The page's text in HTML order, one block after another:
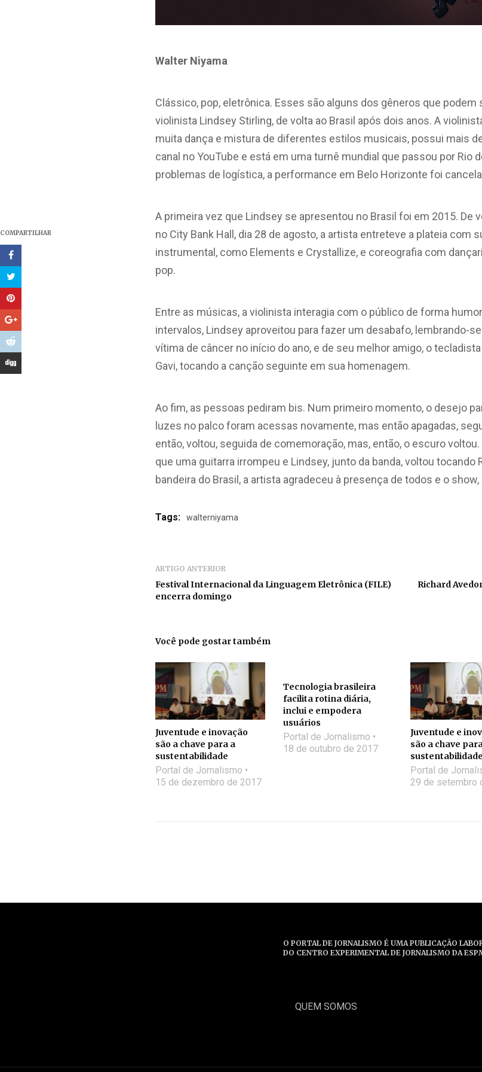
COMPARTILHAR
Walter Niyama
Clássico, pop, eletrônica. Esses são alguns dos gêneros que
violinista Lindsey Stirling, de volta ao Brasil após dois anos. A
muita dança e mistura de diferentes estilos musicais, possui mais
canal no YouTube e está em uma turnê mundial que passou por Rio
problemas de logística, a performance em Belo Horizonte foi
A primeira vez que Lindsey se apresentou no Brasil foi em 2015. De
no City Bank Hall, dia 28 de agosto, a artista entreteve a plateia com
instrumental, como Elements e Crystallize, e coreografia com
pop.
Entre as músicas, a violinista interagia com o público de forma
intervalos, Lindsey aproveitou para fazer um desabafo, lembrando-
vítima de câncer no início do ano, e de seu melhor amigo, o
Gavi, tocando a canção seguinte em sua homenagem.
Ao fim, as pessoas pediram bis. Num primeiro momento, o desejo
luzes no palco foram acessas novamente, mas então apagadas,
então, voltou, seguida de comemoração, mas, então, o escuro
que uma guitarra irrompeu e Lindsey, junto da banda, voltou tocando
bandeira do Brasil, a artista agradeceu à presença de todos e o
Tags: walterniyama
ARTIGO ANTERIOR
Festival Internacional da Linguagem Eletrônica (FILE)
encerra domingo
Richard
Você pode gostar também
Juventude e inovação
são a chave para a
sustentabilidade
Portal de Jornalismo
15 de dezembro de 2017
Tecnologia brasileira
facilita rotina diária,
inclui e empodera
usuários
Portal de Jornalismo
18 de outubro de 2017
Juventude e
são a chave
sustentabilidade
Portal de
29 de setembro
O PORTAL DE JORNALISMO É UMA PUBLICAÇÃO
DO CENTRO EXPERIMENTAL DE JORNALISMO DA
QUEM SOMOS